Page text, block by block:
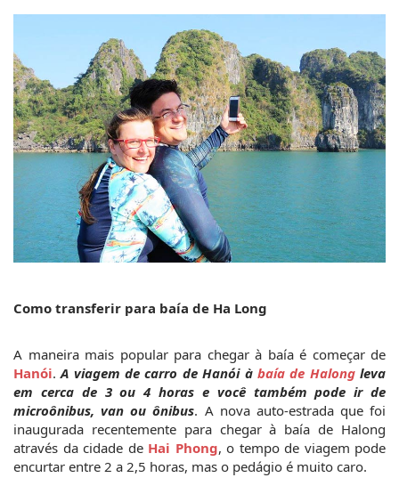
Como transferir para baía de Ha Long
Hanói. A viagem de carro de Hanói à baía de Halong leva
em cerca de 3 ou 4 horas e você também pode ir de
microônibus, van ou ônibus. A nova auto-estrada que foi
inaugurada recentemente para chegar à baía de Halong
através da cidade de Hai Phong, o tempo de viagem pode
encurtar entre 2 a 2,5 horas, mas o pedágio é muito caro.